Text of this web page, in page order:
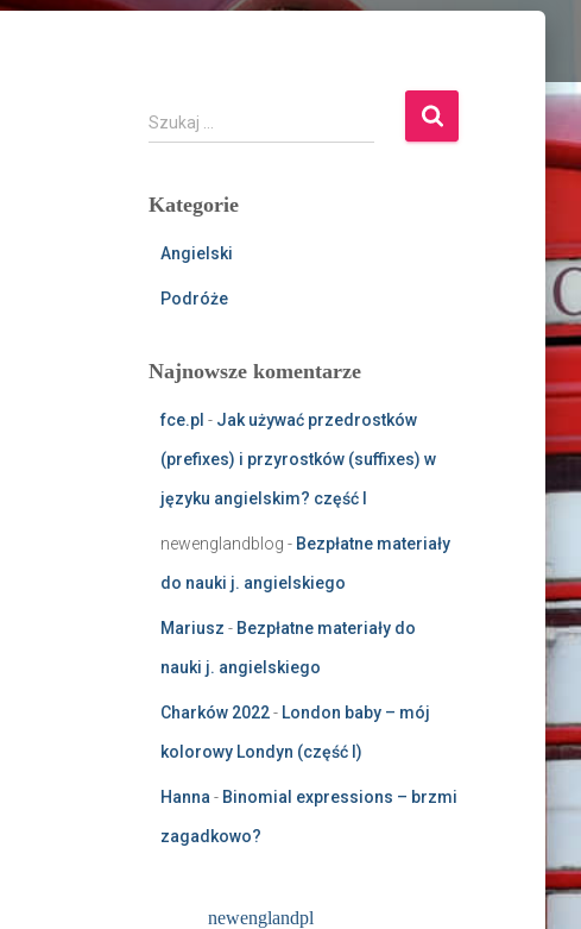
S
z
a
Szukaj …
Kategorie
Angielski
Podróże
Najnowsze komentarze
fce.pl - Jak używać przedrostków
(prefixes) i przyrostków (suffixes) w
języku angielskim? część I
newenglandblog - Bezpłatne materiały
do nauki j. angielskiego
Mariusz - Bezpłatne materiały do
nauki j. angielskiego
Charków 2022- London baby – mój
kolorowy Londyn (część I)
Hanna - Binomial expressions – brzmi
zagadkowo?
newenglandpl